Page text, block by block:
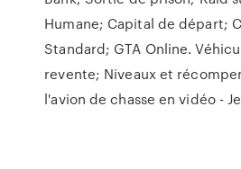
Humane; Capital de départ;
Standard; GTA Online.
revente; Niveaux et
l'avion de chasse en vidéo -